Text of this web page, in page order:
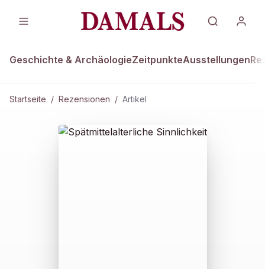
Geschichte & ArchäologieZeitpunkteAusstellungen
Startseite / Rezensionen / Artikel